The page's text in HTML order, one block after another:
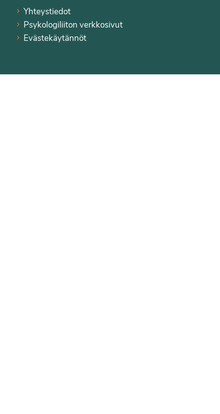
Yhteystiedot
Psykologiliiton verkkosivut
Evästekäytännöt